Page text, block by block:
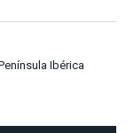
Ibérica